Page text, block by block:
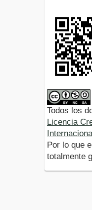
Todos los
Licencia
Por lo que
totalmente